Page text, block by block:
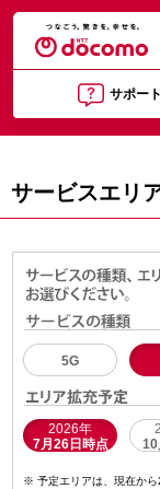
サポート
サービスエリ
5G
2026年
7月26日時点
10
予定エリアは、現在か